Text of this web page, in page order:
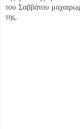
του Σαββάτου
της.